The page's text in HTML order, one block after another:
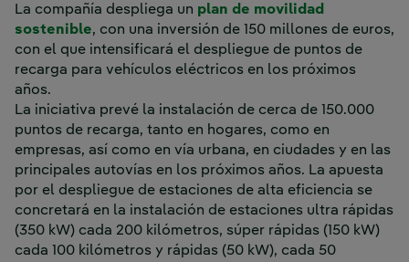
La compañía despliega un plan de movilidad
sostenible, con una inversión de 150 millones de euros,
con el que intensificará el despliegue de puntos de
recarga para vehículos eléctricos en los próximos
años.
La iniciativa prevé la instalación de cerca de 150.000
puntos de recarga, tanto en hogares, como en
empresas, así como en vía urbana, en ciudades y en las
principales autovías en los próximos años. La apuesta
por el despliegue de estaciones de alta eficiencia se
concretará en la instalación de estaciones ultra rápidas
(350 kW) cada 200 kilómetros, súper rápidas (150 kW)
cada 100 kilómetros y rápidas (50 kW), cada 50